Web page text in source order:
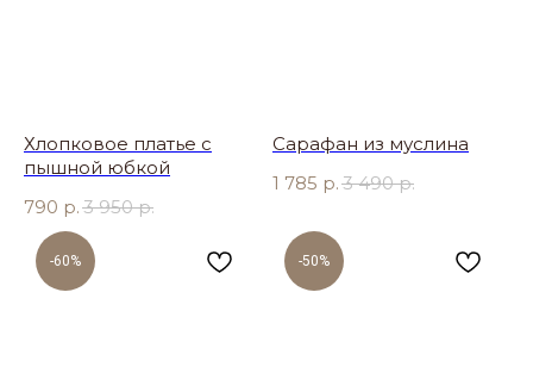
Хлопковое платье с
пышной юбкой
790 р. 3 950 р.
Сарафан из муслина
1 785 р. 3 490 р.
-60% -50%